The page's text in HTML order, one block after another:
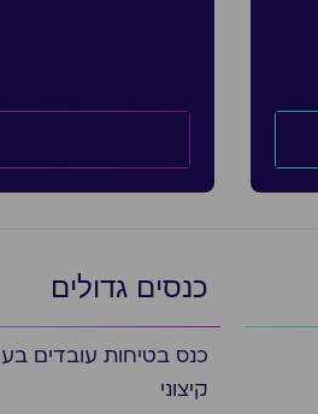
כנסים גדולים
כנס בטיחות עובדים
קיצוני